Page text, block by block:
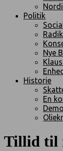
Politik
Nye
Historie
En
Tillid til